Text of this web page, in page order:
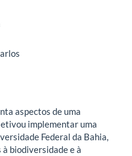
aspectos de uma
implementar uma
Federal da Bahia,
biodiversidade e à